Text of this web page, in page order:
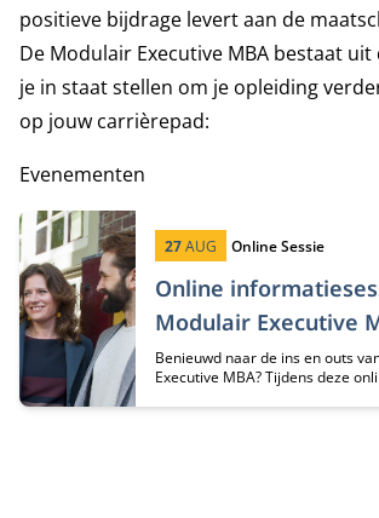
positieve bijdrage levert aan de
De Modulair Executive MBA bestaat
je in staat stellen om je opleiding
op jouw carrièrepad:
Evenementen
Online
Modulair Executive
Startdatum:
27AUG Type:
Online Sessie
Benieuwd naar de ins en outs
Executive MBA? Tijdens deze